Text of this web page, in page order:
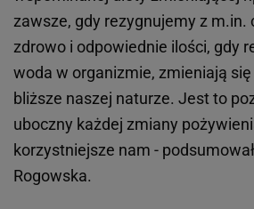
zawsze, gdy rezygnujemy z m.in.
zdrowo i odpowiednie ilości, gdy
woda w organizmie, zmieniają
bliższe naszej naturze. Jest to
uboczny każdej zmiany
korzystniejsze nam -
Rogowska.